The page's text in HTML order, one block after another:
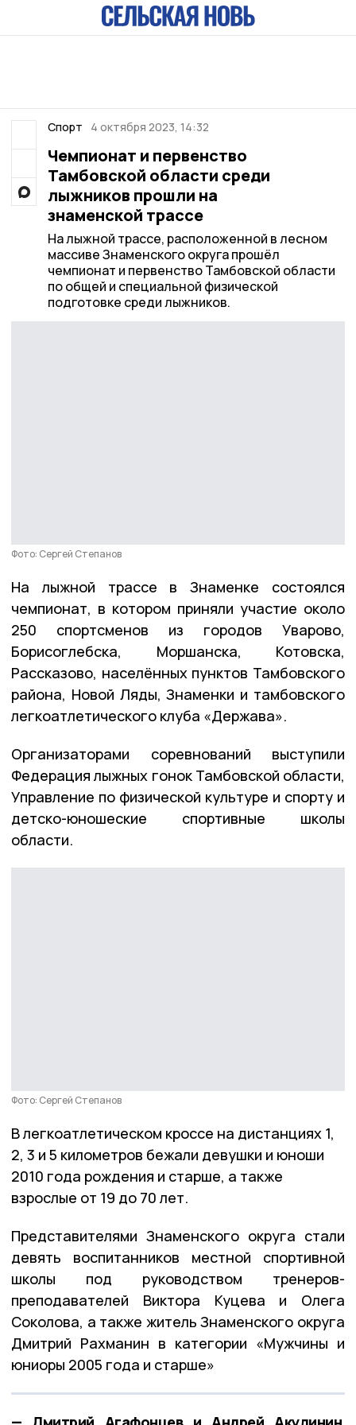
Спорт 4 октября 2023, 14:32
Чемпионат и первенство
Тамбовской области среди
лыжников прошли на
знаменской трассе
На лыжной трассе, расположенной в лесном
массиве Знаменского округа прошёл
чемпионат и первенство Тамбовской области
по общей и специальной физической
подготовке среди лыжников.
Фото: Сергей Степанов
На лыжной трассе в Знаменке состоялся
чемпионат, в котором приняли участие около
250 спортсменов из городов Уварово,
Борисоглебска, Моршанска, Котовска,
Рассказово, населённых пунктов Тамбовского
района, Новой Ляды, Знаменки и тамбовского
легкоатлетического клуба «Держава».
Организаторами соревнований выступили
Федерация лыжных гонок Тамбовской области,
Управление по физической культуре и спорту и
детско-юношеские спортивные школы
области.
Фото: Сергей Степанов
В легкоатлетическом кроссе на дистанциях 1,
2, 3 и 5 километров бежали девушки и юноши
2010 года рождения и старше, а также
взрослые от 19 до 70 лет.
Представителями Знаменского округа стали
девять воспитанников местной спортивной
школы под руководством тренеров-
преподавателей Виктора Куцева и Олега
Соколова, а также житель Знаменского округа
Дмитрий Рахманин в категории «Мужчины и
юниоры 2005 года и старше»